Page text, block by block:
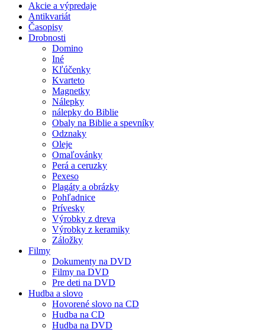
Akcie a výpredaje
Antikvariát
Časopisy
Drobnosti
Domino
Iné
Kľúčenky
Kvarteto
Magnetky
Nálepky
nálepky do Biblie
Obaly na Biblie a spevníky
Odznaky
Oleje
Omaľovánky
Perá a ceruzky
Pexeso
Plagáty a obrázky
Pohľadnice
Prívesky
Výrobky z dreva
Výrobky z keramiky
Záložky
Filmy
Dokumenty na DVD
Filmy na DVD
Pre deti na DVD
Hudba a slovo
Hovorené slovo na CD
Hudba na CD
Hudba na DVD